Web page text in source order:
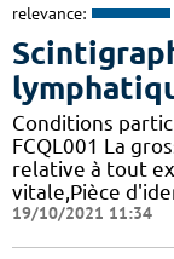
relevance:
Conditions
FCQL001 La
relative à tout
vitale,Pièce
19/10/2021 11:34